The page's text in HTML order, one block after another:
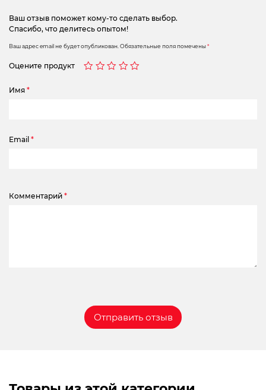
Ваш отзыв поможет кому-то сделать выбор.
Спасибо, что делитесь опытом!
Ваш адрес email не будет опубликован.Обязательные поля помечены*
Оцените продукт
Имя *
Email *
Комментарий *